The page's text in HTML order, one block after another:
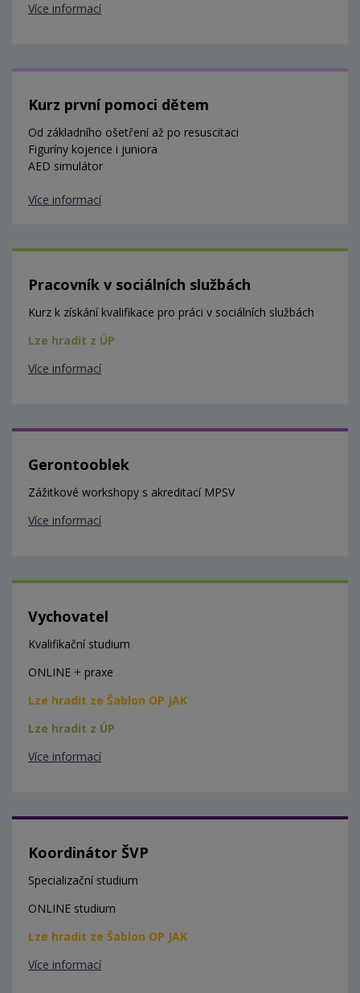
Více informací
Kurz první pomoci dětem
Od základního ošetření až po resuscitaci
Figuríny kojence i juniora
AED simulátor
Více informací
Pracovník v sociálních službách
Kurz k získání kvalifikace pro práci v sociálních službách
Lze hradit z ÚP
Více informací
Gerontooblek
Zážitkové workshopy s akreditací MPSV
Více informací
Vychovatel
Kvalifikační studium
ONLINE + praxe
Lze hradit ze Šablon OP JAK
Lze hradit z ÚP
Více informací
Koordinátor ŠVP
Specializační studium
ONLINE studium
Lze hradit ze Šablon OP JAK
Více informací